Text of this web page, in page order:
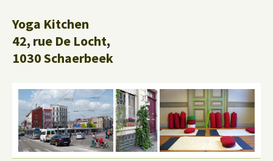
Yoga Kitchen
42, rue De Locht,
1030 Schaerbeek